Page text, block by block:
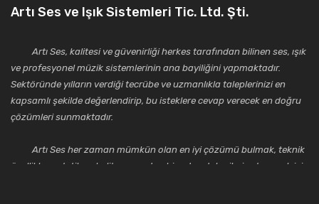
Artı Ses ve Işık Sistemleri Tic. Ltd. Şti.
Artı Ses, kalitesi ve güvenirliği herkes tarafından bilinen ses, ışık
ve profesyonel müzik sistemlerinin ana bayiliğini yapmaktadır.
Sektöründe yılların verdiği tecrübe ve uzmanlıkla taleplerinizi en
kapsamlı şekilde değerlendirip, bu isteklere cevap verecek en doğru
çözümleri sunmaktadır.
Artı Ses her zaman mümkün olan en iyi çözümü bulmak, teknik
özellikler, estetik ve kalite açısından bir adım daha ileriye taşımak için